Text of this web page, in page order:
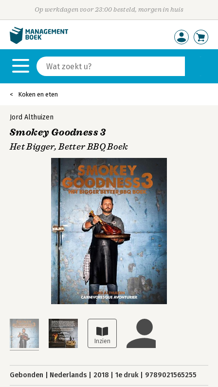
Op werkdagen voor 23:00 besteld, morgen in huis
Koken en eten
Jord Althuizen
Smokey Goodness 3
Het Bigger, Better BBQ Boek
Gebonden Nederlands 2018 1e druk 9789021565255